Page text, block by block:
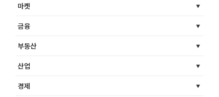
마켓
금융
부동산
산업
경제